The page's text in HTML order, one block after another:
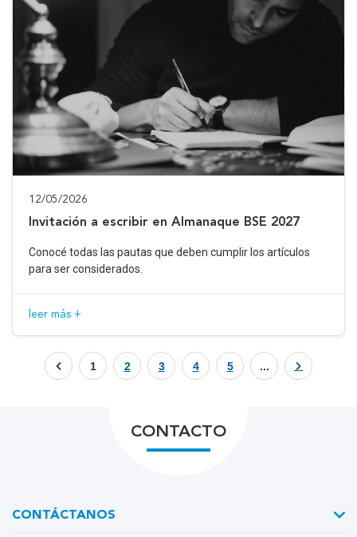
12/05/2026
Invitación a escribir en Almanaque BSE 2027
Conocé todas las pautas que deben cumplir los artículos
para ser considerados.
leer más +
1 2 3 4 5 ...
CONTACTO
CONTÁCTANOS